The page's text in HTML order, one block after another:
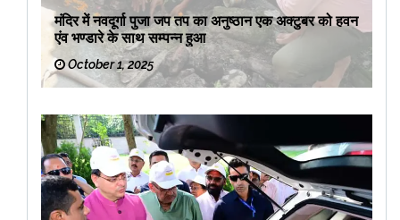
मंदिर में नवदूर्गा पुजा जप तप का अनुष्ठान एक अक्टुबर को हवन
एंव भण्डारे के साथ सम्पन्न हुआ
October 1, 2025